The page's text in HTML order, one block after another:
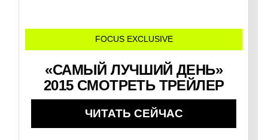
FOCUS EXCLUSIVE
«САМЫЙ ЛУЧШИЙ ДЕНЬ»
2015 СМОТРЕТЬ ТРЕЙЛЕР
ЧИТАТЬ СЕЙЧАС